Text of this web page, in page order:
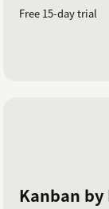
Free 15-day trial
Kanban by